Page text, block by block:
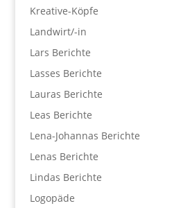
Kreative-Köpfe
Landwirt/-in
Lars Berichte
Lasses Berichte
Lauras Berichte
Leas Berichte
Lena-Johannas Berichte
Lenas Berichte
Lindas Berichte
Logopäde